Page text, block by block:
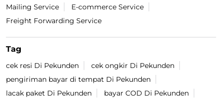
Mailing Service
E-commerce Service
Freight Forwarding Service
Tag
cek resi Di Pekunden
cek ongkir Di Pekunden
pengiriman bayar di tempat Di Pekunden
lacak paket Di Pekunden
bayar COD Di Pekunden